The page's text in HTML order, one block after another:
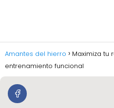
Amantes del hierro
Maximiza tu
entrenamiento funcional